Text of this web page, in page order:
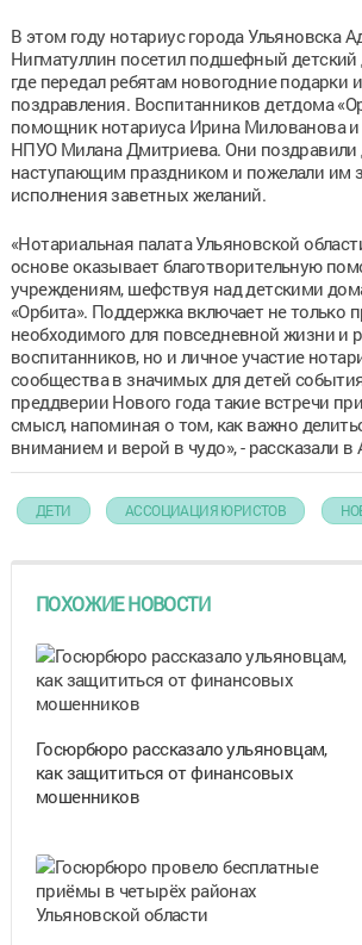
В этом году нотариус города Ульяновска
Нигматуллин посетил подшефный
где передал ребятам новогодние подарки
поздравления. Воспитанников детдома
помощник нотариуса Ирина Милованова и
НПУО Милана Дмитриева. Они поздравили
наступающим праздником и пожелали им
исполнения заветных желаний.
«Нотариальная палата Ульяновской
основе оказывает благотворительную
учреждениям, шефствуя над детскими
«Орбита». Поддержка включает не только
необходимого для повседневной жизни и
воспитанников, но и личное участие
сообщества в значимых для детей
преддверии Нового года такие встречи
смысл, напоминая о том, как важно
вниманием и верой в чудо», - рассказали в
ДЕТИ АССОЦИАЦИЯ ЮРИСТОВ
ПОХОЖИЕ НОВОСТИ
Госюрбюро рассказало ульяновцам,
как защититься от финансовых
мошенников